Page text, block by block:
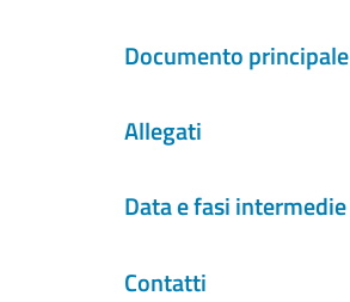
Documento principale
Allegati
Data e fasi intermedie
Contatti